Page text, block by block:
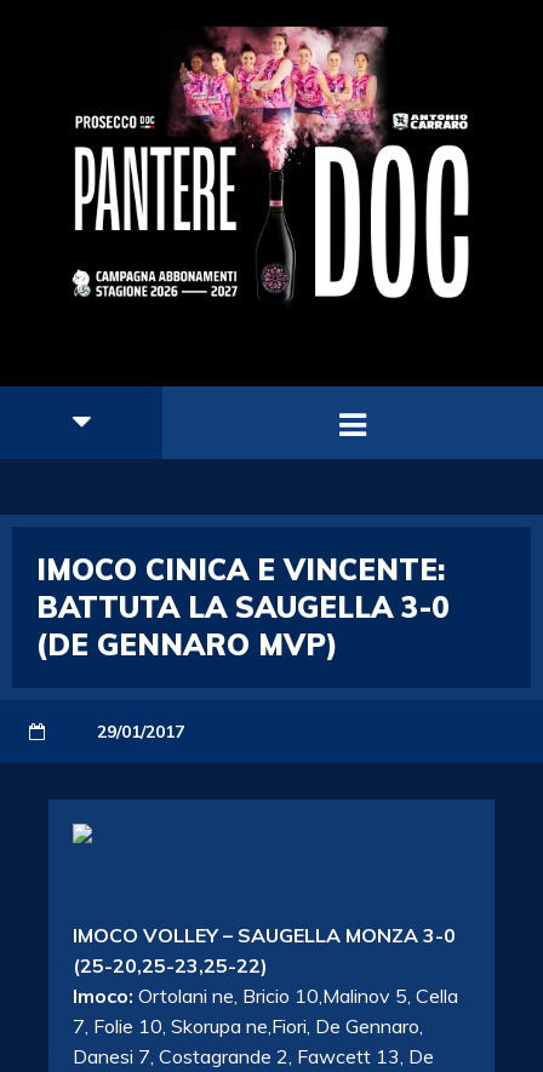
IMOCO CINICA E VINCENTE:
BATTUTA LA SAUGELLA 3-0
(DE GENNARO MVP)
29/01/2017
IMOCO VOLLEY – SAUGELLA MONZA 3-0
(25-20,25-23,25-22)
Imoco: Ortolani ne, Bricio 10,Malinov 5, Cella
7, Folie 10, Skorupa ne,Fiori, De Gennaro,
Danesi 7, Costagrande 2, Fawcett 13, De